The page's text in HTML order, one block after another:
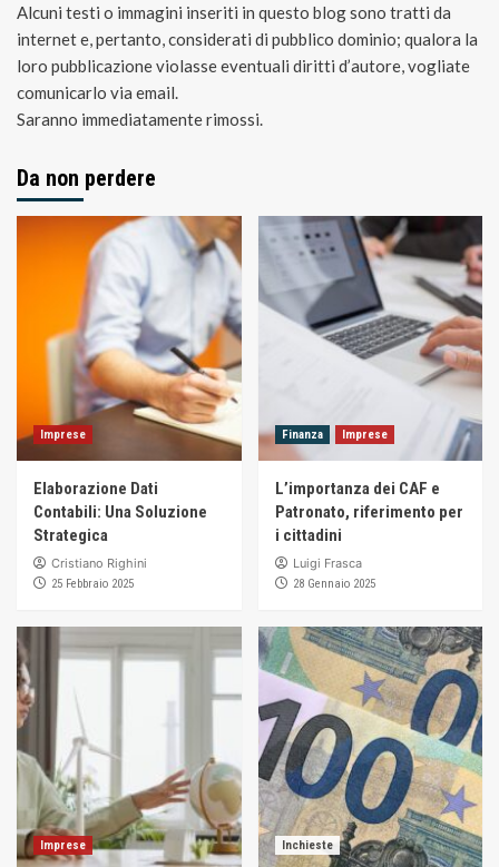
Alcuni testi o immagini inseriti in questo blog sono tratti da
internet e, pertanto, considerati di pubblico dominio; qualora la
loro pubblicazione violasse eventuali diritti d’autore, vogliate
comunicarlo via email.
Saranno immediatamente rimossi.
Da non perdere
Imprese
Elaborazione Dati
Contabili: Una Soluzione
Strategica
Cristiano Righini
25 Febbraio 2025
Finanza Imprese
L’importanza dei CAF e
Patronato, riferimento per
i cittadini
Luigi Frasca
28 Gennaio 2025
Imprese Inchieste